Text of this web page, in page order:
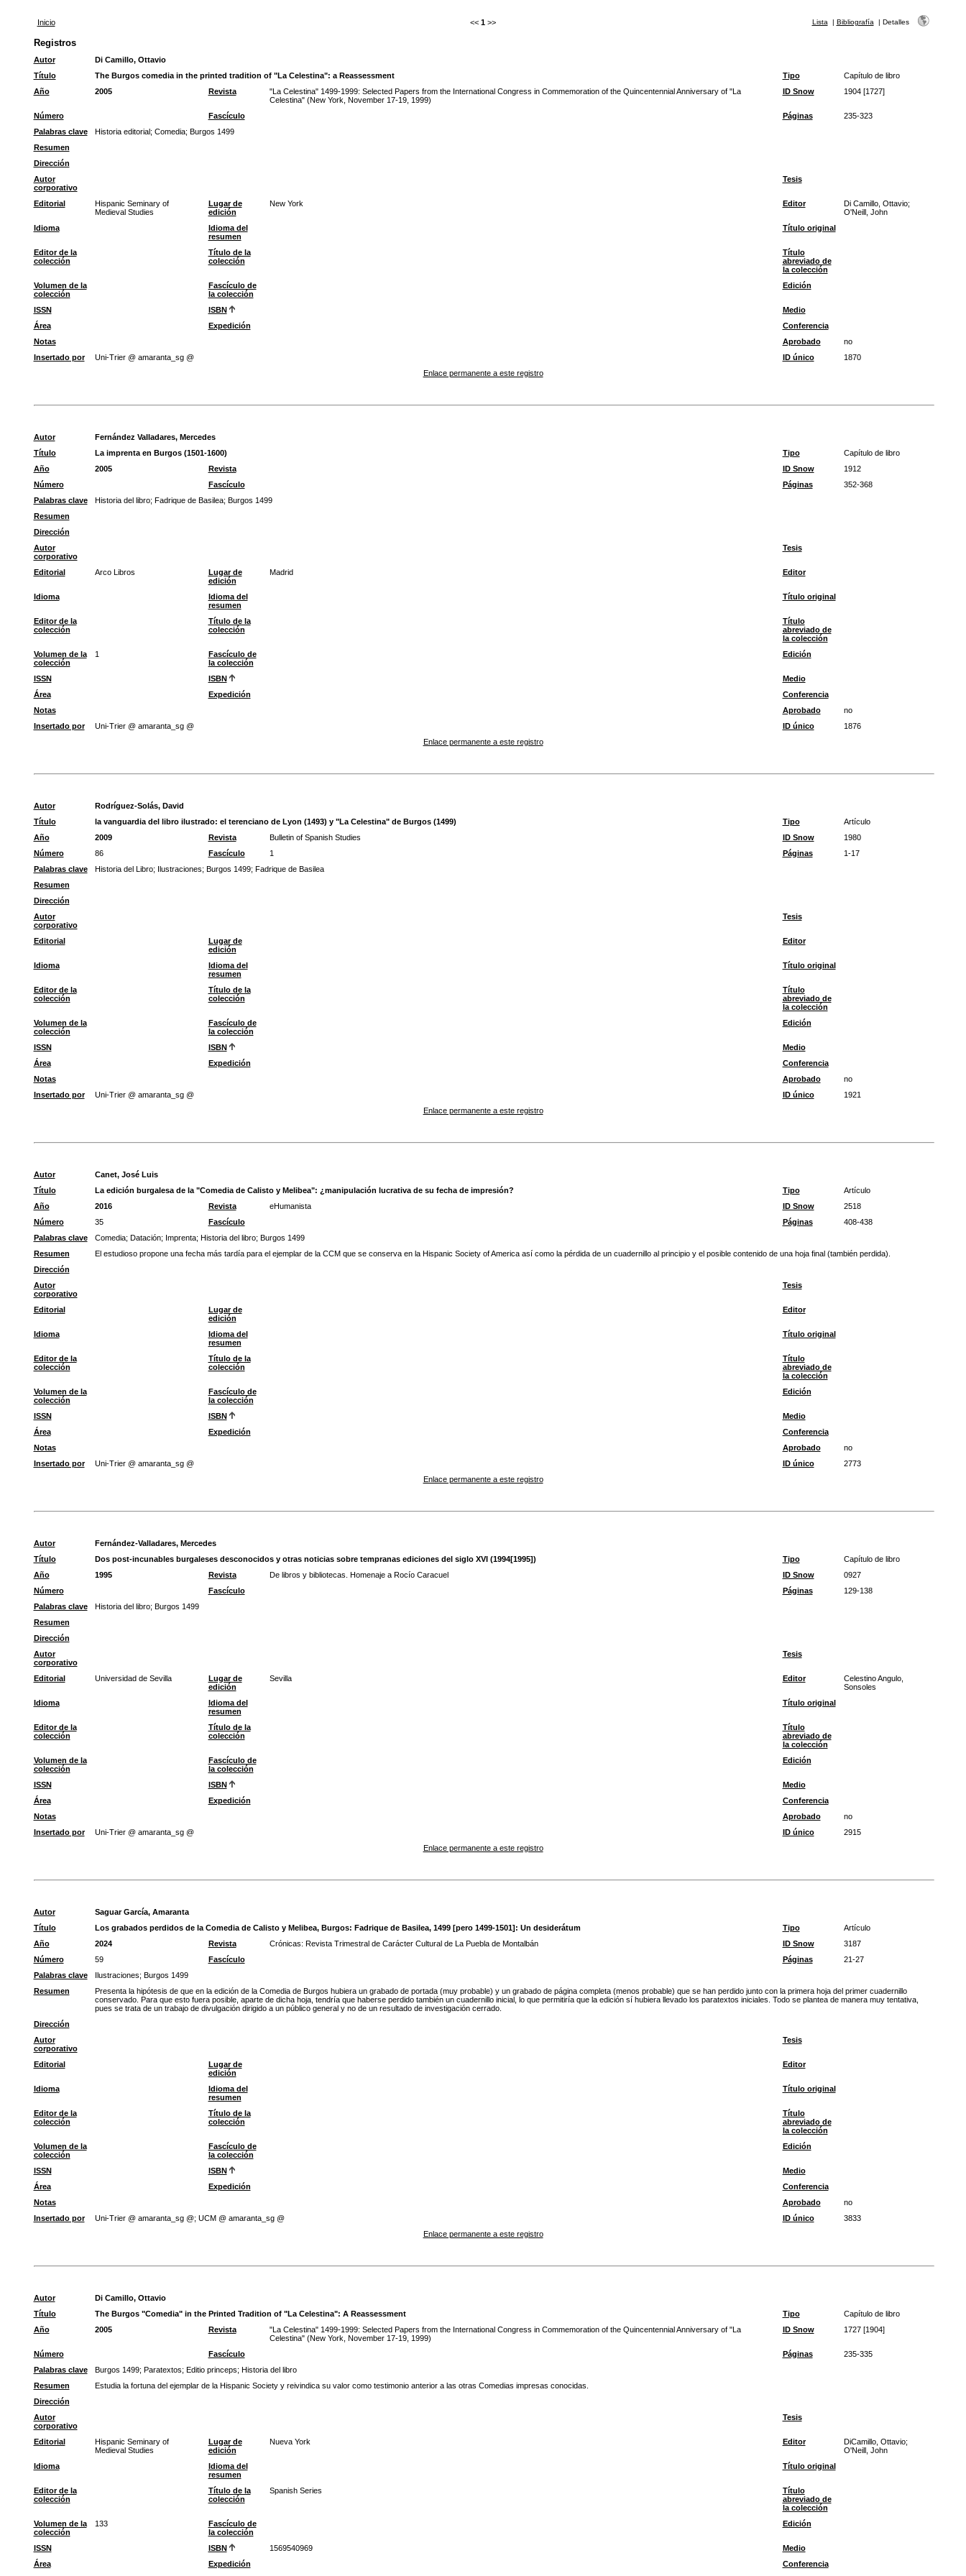
Inicio << 1 >> Lista | Bibliografía | Detalles
Registros
Autor
Di Camillo, Ottavio
Título
The Burgos comedia in the printed tradition of "La Celestina": a Reassessment Tipo
Capítulo de libro
Año
2005 Revista
"La Celestina" 1499-1999: Selected Papers from the International Congress in Commemoration of the Quincentennial Anniversary of "La
Celestina" (New York, November 17-19, 1999)
ID Snow 1904 [1727]
Número Fascículo Páginas
235-323
Palabras clave
Historia editorial; Comedia; Burgos 1499
Resumen
Dirección
Autor
corporativo
Tesis
Editorial
Hispanic Seminary of
Medieval Studies
Lugar de
edición
New York Editor
Di Camillo, Ottavio;
O'Neill, John
Idioma
Idioma del
resumen
Título original
Editor de la
colección
Título de la
colección
Título
abreviado de
la colección
Volumen de la
colección
Fascículo de
la colección
Edición
ISSN ISBN
Medio
Área
Expedición
Conferencia
Notas
Aprobado
no
Insertado por
Uni-Trier @ amaranta_sg @ ID único
1870
Enlace permanente a este registro
Autor
Fernández Valladares, Mercedes
Título
La imprenta en Burgos (1501-1600) Tipo
Capítulo de libro
Año
2005 Revista ID Snow
1912
Número
Fascículo Páginas
352-368
Palabras clave
Historia del libro; Fadrique de Basilea; Burgos 1499
Resumen
Dirección
Autor
corporativo
Tesis
Editorial Arco Libros
Lugar de
edición
Madrid Editor
Idioma
Idioma del
resumen
Título original
Editor de la
colección
Título de la
colección
Título
abreviado de
la colección
Volumen de la
colección
1
Fascículo de
la colección
Edición
ISSN ISBN
Medio
Área
Expedición
Conferencia
Notas
Aprobado
no
Insertado por
Uni-Trier @ amaranta_sg @ ID único
1876
Enlace permanente a este registro
Autor
Rodríguez-Solás, David
Título
la vanguardia del libro ilustrado: el terenciano de Lyon (1493) y "La Celestina" de Burgos (1499) Tipo
Artículo
Año
2009 Revista Bulletin of Spanish Studies ID Snow
1980
Número
86 Fascículo 1 Páginas
1-17
Palabras clave
Historia del Libro; Ilustraciones; Burgos 1499; Fadrique de Basilea
Resumen
Dirección
Autor
corporativo
Tesis
Editorial
Lugar de
edición
Editor
Idioma
Idioma del
resumen
Título original
Editor de la
colección
Título de la
colección
Título
abreviado de
la colección
Volumen de la
colección
Fascículo de
la colección
Edición
ISSN ISBN
Medio
Área
Expedición
Conferencia
Notas
Aprobado
no
Insertado por
Uni-Trier @ amaranta_sg @ ID único
1921
Enlace permanente a este registro
Autor
Canet, José Luis
Título
La edición burgalesa de la "Comedia de Calisto y Melibea": ¿manipulación lucrativa de su fecha de impresión? Tipo
Artículo
Año
2016 Revista eHumanista ID Snow
2518
Número
35 Fascículo Páginas
408-438
Palabras clave
Comedia; Datación; Imprenta; Historia del libro; Burgos 1499
Resumen
El estudioso propone una fecha más tardía para el ejemplar de la CCM que se conserva en la Hispanic Society of America así como la pérdida de un cuadernillo al principio y el posible contenido de una hoja final (también perdida).
Dirección
Autor
corporativo
Tesis
Editorial
Lugar de
edición
Editor
Idioma
Idioma del
resumen
Título original
Editor de la
colección
Título de la
colección
Título
abreviado de
la colección
Volumen de la
colección
Fascículo de
la colección
Edición
ISSN ISBN
Medio
Área
Expedición
Conferencia
Notas
Aprobado
no
Insertado por
Uni-Trier @ amaranta_sg @ ID único
2773
Enlace permanente a este registro
Autor
Fernández-Valladares, Mercedes
Título
Dos post-incunables burgaleses desconocidos y otras noticias sobre tempranas ediciones del siglo XVI (1994[1995]) Tipo
Capítulo de libro
Año
1995 Revista De libros y bibliotecas. Homenaje a Rocío Caracuel ID Snow
0927
Número
Fascículo Páginas
129-138
Palabras clave
Historia del libro; Burgos 1499
Resumen
Dirección
Autor
corporativo
Tesis
Editorial Universidad de Sevilla
Lugar de
edición
Sevilla Editor
Celestino Angulo,
Sonsoles
Idioma
Idioma del
resumen
Título original
Editor de la
colección
Título de la
colección
Título
abreviado de
la colección
Volumen de la
colección
Fascículo de
la colección
Edición
ISSN ISBN
Medio
Área
Expedición
Conferencia
Notas
Aprobado
no
Insertado por
Uni-Trier @ amaranta_sg @ ID único
2915
Enlace permanente a este registro
Autor
Saguar García, Amaranta
Título
Los grabados perdidos de la Comedia de Calisto y Melibea, Burgos: Fadrique de Basilea, 1499 [pero 1499-1501]: Un desiderátum Tipo
Artículo
Año
2024 Revista Crónicas: Revista Trimestral de Carácter Cultural de La Puebla de Montalbán ID Snow
3187
Número
59 Fascículo Páginas
21-27
Palabras clave
Ilustraciones; Burgos 1499
Resumen
Presenta la hipótesis de que en la edición de la Comedia de Burgos hubiera un grabado de portada (muy probable) y un grabado de página completa (menos probable) que se han perdido junto con la primera hoja del primer cuadernillo
conservado. Para que esto fuera posible, aparte de dicha hoja, tendría que haberse perdido también un cuadernillo inicial, lo que permitiría que la edición sí hubiera llevado los paratextos iniciales. Todo se plantea de manera muy tentativa,
pues se trata de un trabajo de divulgación dirigido a un público general y no de un resultado de investigación cerrado.
Dirección
Autor
corporativo
Tesis
Editorial
Lugar de
edición
Editor
Idioma
Idioma del
resumen
Título original
Editor de la
colección
Título de la
colección
Título
abreviado de
la colección
Volumen de la
colección
Fascículo de
la colección
Edición
ISSN ISBN
Medio
Área
Expedición
Conferencia
Notas
Aprobado
no
Insertado por
Uni-Trier @ amaranta_sg @; UCM @ amaranta_sg @ ID único
3833
Enlace permanente a este registro
Autor
Di Camillo, Ottavio
Título
The Burgos "Comedia" in the Printed Tradition of "La Celestina": A Reassessment Tipo
Capítulo de libro
Año
2005 Revista
"La Celestina" 1499-1999: Selected Papers from the International Congress in Commemoration of the Quincentennial Anniversary of "La
Celestina" (New York, November 17-19, 1999)
ID Snow 1727 [1904]
Número Fascículo Páginas
235-335
Palabras clave
Burgos 1499; Paratextos; Editio princeps; Historia del libro
Resumen
Estudia la fortuna del ejemplar de la Hispanic Society y reivindica su valor como testimonio anterior a las otras Comedias impresas conocidas.
Dirección
Autor
corporativo
Tesis
Editorial
Hispanic Seminary of
Medieval Studies
Lugar de
edición
Nueva York Editor
DiCamillo, Ottavio;
O'Neill, John
Idioma
Idioma del
resumen
Título original
Editor de la
colección
Título de la
colección
Spanish Series
Título
abreviado de
la colección
Volumen de la
colección
133
Fascículo de
la colección
Edición
ISSN ISBN 1569540969
Medio
Área
Expedición
Conferencia